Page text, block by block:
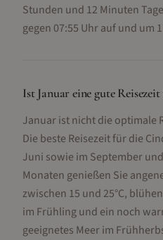
Stunden und 12 Minuten
gegen 07:55 Uhr auf und um
Ist Januar eine gute
Januar ist nicht die optimale
Die beste Reisezeit für die
Juni sowie im September
Monaten genießen Sie
zwischen 15 und 25°C,
im Frühling und ein noch
geeignetes Meer im